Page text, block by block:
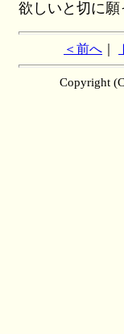
欲しいと切に願
＜前へ
Copyright